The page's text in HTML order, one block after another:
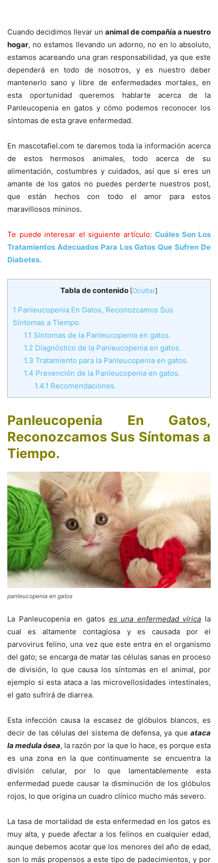
Cuando decidimos llevar un animal de compañía a nuestro
hogar, no estamos llevando un adorno, no en lo absoluto,
estamos acareando una gran responsabilidad, ya que este
dependerá en todo de nosotros, y es nuestro deber
mantenerlo sano y libre de enfermedades mortales, en
esta oportunidad queremos hablarte acerca de la
Panleucopenia en gatos y cómo podemos reconocer los
síntomas de esta grave enfermedad.
En mascotafiel.com te daremos toda la información acerca
de estos hermosos animales, todo acerca de su
alimentación, costumbres y cuidados, así que si eres un
amante de los gatos no puedes perderte nuestros post,
que están hechos con todo el amor para estos
maravillosos mininos.
Te puede interesar el siguiente artículo: Cuáles Son Los
Tratamientos Adecuados Para Los Gatos Que Sufren De
Diabetes.
Tabla de contenido [Ocultar]
1 Panleucopenia En Gatos, Reconozcamos Sus
Síntomas a Tiempo.
1.1 Síntomas de la Panleucopenia en gatos.
1.2 Diagnóstico de la Panleucopenia en gatos.
1.3 Tratamiento para la Panleucopenia en gatos.
1.4 Prevención de la Panleucopenia en gatos.
1.4.1 Recomendaciones.
Panleucopenia En Gatos,
Reconozcamos Sus Síntomas a
Tiempo.
panleucopenia en gatos
La Panleucopenia en gatos es una enfermedad vírica la
cual es altamente contagiosa y es causada por el
parvovirus felino, una vez que este entra en el organismo
del gato; se encarga de matar las células sanas en proceso
de división, lo que causa los síntomas en el animal, por
ejemplo si esta ataca a las microvellosidades intestinales,
el gato sufrirá de diarrea.
Esta infección causa la escasez de glóbulos blancos, es
decir de las células del sistema de defensa, ya que ataca
la medula ósea, la razón por la que lo hace, es porque esta
es una zona en la que continuamente se encuentra la
división celular, por lo que lamentablemente esta
enfermedad puede causar la disminución de los glóbulos
rojos, lo que origina un cuadro clínico mucho más severo.
La tasa de mortalidad de esta enfermedad en los gatos es
muy alta, y puede afectar a los felinos en cualquier edad,
aunque debemos acotar que los menores del año de edad,
son lo más propensos a este tipo de padecimientos, y por